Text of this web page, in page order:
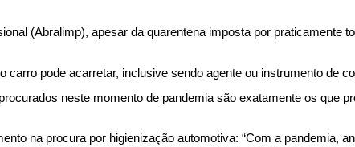
(Abralimp), apesar da quarentena imposta por praticamente
pode acarretar, inclusive sendo agente ou instrumento de
neste momento de pandemia são exatamente os que
na procura por higienização automotiva: “Com a pandemia,